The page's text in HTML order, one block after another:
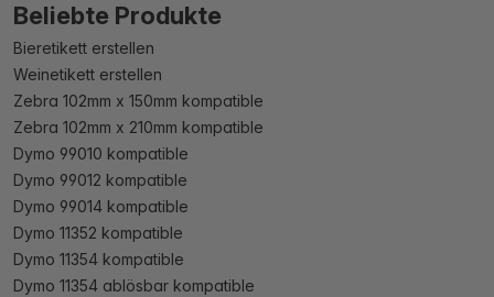
Beliebte Produkte
Bieretikett erstellen
Weinetikett erstellen
Zebra 102mm x 150mm kompatible
Zebra 102mm x 210mm kompatible
Dymo 99010 kompatible
Dymo 99012 kompatible
Dymo 99014 kompatible
Dymo 11352 kompatible
Dymo 11354 kompatible
Dymo 11354 ablösbar kompatible